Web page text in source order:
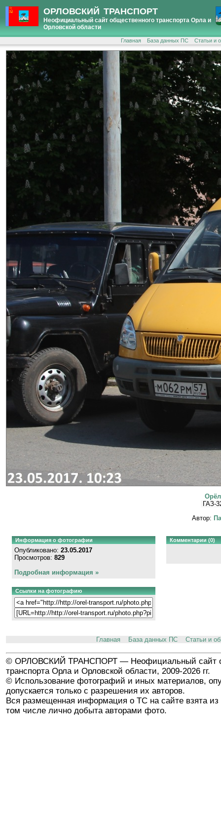
ОРЛОВСКИЙ ТРАНСПОРТ
Неофициальный сайт общественного транспорта Орла и
Орловской области
Главная База данных ПС Статьи и
ГАЗ-
Автор:
Информация о фотографии
Опубликовано: 23.05.2017
Просмотров: 829
Подробная информация »
Ссылки на фотографию
Комментарии (0)
Главная База данных ПС Статьи и
© ОРЛОВСКИЙ ТРАНСПОРТ — Неофициальный сайт
транспорта Орла и Орловской области, 2009-2026 гг.
© Использование фотографий и иных материалов,
допускается только с разрешения их авторов.
Вся размещенная информация о ТС на сайте взята из
том числе лично добыта авторами фото.